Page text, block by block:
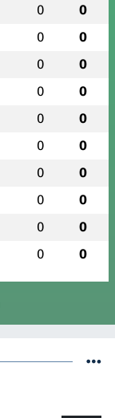
0 0
0 0
0 0
0 0
0 0
0 0
0 0
0 0
0 0
0 0